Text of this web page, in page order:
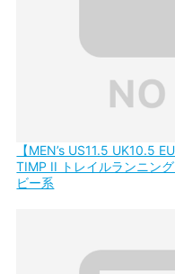
【MEN’s US11.5 UK10.5
TIMP II トレイルランニン
ビー系